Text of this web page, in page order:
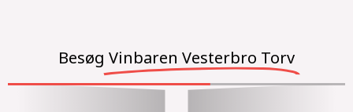
Besøg Vinbaren Vesterbro Torv